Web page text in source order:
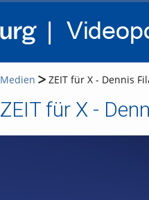
Medien ZEIT für X - Dennis
ZEIT für X -